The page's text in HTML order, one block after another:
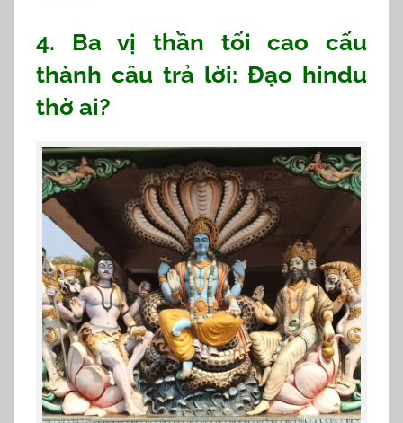
4. Ba vị thần tối cao cấu
thành câu trả lời: Đạo hindu
thờ ai?